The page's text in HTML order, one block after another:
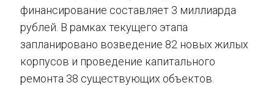
финансирование составляет 3 миллиарда
рублей. В рамках текущего этапа
запланировано возведение 82 новых жилых
корпусов и проведение капитального
ремонта 38 существующих объектов.